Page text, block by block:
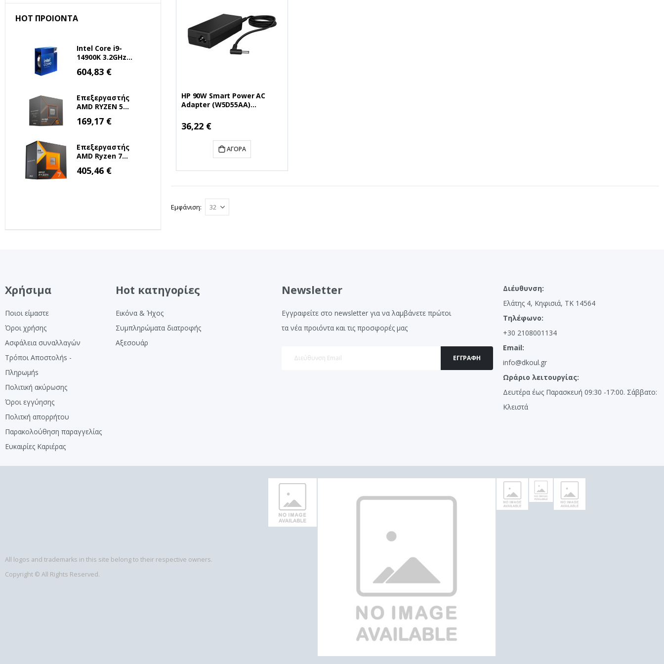
HP 90W Smart Power AC
Adapter (W5D55AA)
36,22 €
ΑΓΟΡΆ
Εμφάνιση
HOT ΠΡΟΙΌΝΤΑ
Intel Core i9-
14900K 3.2GHz
(BX8071514900K)
Ειδική
Τιμή
604,83 €
Επεξεργαστής
AMD RYZEN 5
AM5 (100-
(AMDRYZ5-8500G)
Ειδική
Τιμή
169,17 €
Επεξεργαστής
AMD Ryzen 7
Πυρήνων για
Ειδική
Τιμή
405,46 €
Χρήσιμα
Ποιοι είμαστε
Όροι χρήσης
Ασφάλεια συναλλαγών
Τρόποι Αποστολήs -
Πληρωμήs
Πολιτική ακύρωσης
Όροι εγγύησης
Πολιτκή απορρήτου
Παρακολούθηση παραγγελίας
Ευκαιρίες Καριέρας
Hot κατηγορίες
Εικόνα & Ήχος
Συμπληρώματα διατροφής
Αξεσουάρ
Newsletter
Εγγραφείτε στο newsletter για να λαμβάνετε πρώτοι
τα νέα προιόντα και τις προσφορές μας
ΕΓΓΡΑΦΉ
Διέυθυνση:
Ελάτης 4, Κηφισιά, ΤΚ 14564
Τηλέφωνο:
+30 2108001134
Email:
info@dkoul.gr
Ωράριο λειτουργίας:
Δευτέρα έως Παρασκευή 09:30 -17:00. Σάββατο:
Κλειστά
All logos and trademarks in this site belong to their respective owners.
Copyright © All Rights Reserved.